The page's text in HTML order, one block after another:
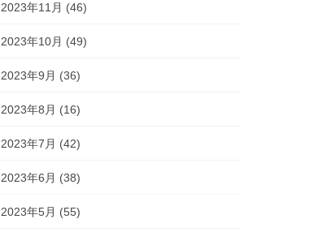
2023年11月 (46)
2023年10月 (49)
2023年9月 (36)
2023年8月 (16)
2023年7月 (42)
2023年6月 (38)
2023年5月 (55)